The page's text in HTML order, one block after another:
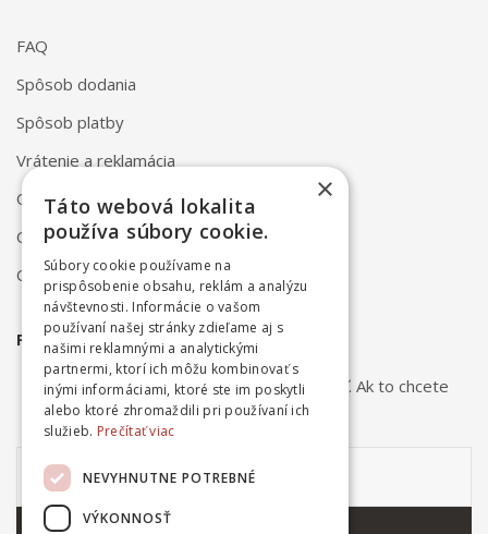
FAQ
Spôsob dodania
Spôsob platby
Vrátenie a reklamácia
Odstúpenie od zmluvy online
Obchodné podmienky
Ochrana osobných údajov
PRIHLÁSTE SA NA ODBER NOVINIEK
Odber noviniek môžete kedykoľvek zrušiť. Ak to chcete
urobiť, kontaktujte nás.
×
Táto webová lokalita
používa súbory cookie.
Súbory cookie používame na
prispôsobenie obsahu, reklám a analýzu
návštevnosti. Informácie o vašom
používaní našej stránky zdieľame aj s
našimi reklamnými a analytickými
partnermi, ktorí ich môžu kombinovať s
inými informáciami, ktoré ste im poskytli
alebo ktoré zhromaždili pri používaní ich
služieb. Prečítať viac
NEVYHNUTNE POTREBNÉ
VÝKONNOSŤ